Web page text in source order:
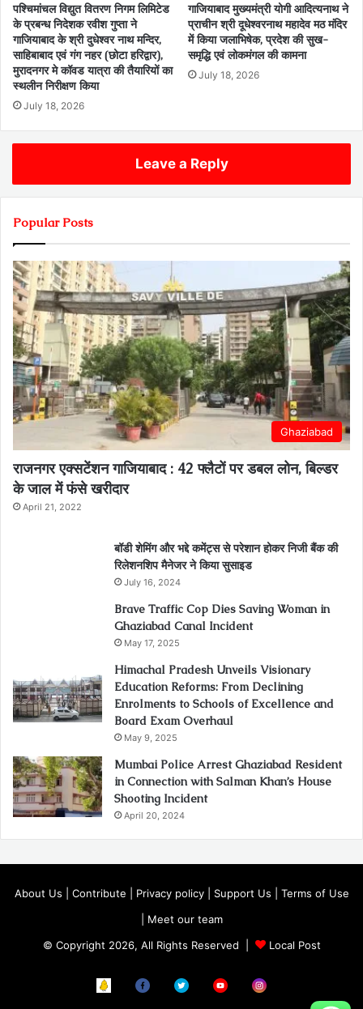
पश्चिमांचल विद्युत वितरण निगम लिमिटेड
के प्रबन्ध निदेशक रवीश गुप्ता ने
गाजियाबाद के श्री दुधेश्वर नाथ मन्दिर,
साहिबाबाद एवं गंग नहर (छोटा हरिद्वार),
मुरादनगर मे कॉवड यात्रा की तैयारियों का
स्थलीन निरीक्षण किया
July 18, 2026
गाजियाबाद मुख्यमंत्री योगी आदित्यनाथ ने
प्राचीन श्री दूधेश्वरनाथ महादेव मठ मंदिर
में किया जलाभिषेक, प्रदेश की सुख-
समृद्धि एवं लोकमंगल की कामना
July 18, 2026
Leave a Reply
Popular Posts
Ghaziabad
राजनगर एक्सटेंशन गाजियाबाद : 42 फ्लैटों पर डबल लोन, बिल्डर
के जाल में फंसे खरीदार
April 21, 2022
बॉडी शेमिंग और भद्दे कमेंट्स से परेशान होकर निजी बैंक की
रिलेशनशिप मैनेजर ने किया सुसाइड
July 16, 2024
Brave Traffic Cop Dies Saving Woman in
Ghaziabad Canal Incident
May 17, 2025
Himachal Pradesh Unveils Visionary
Education Reforms: From Declining
Enrolments to Schools of Excellence and
Board Exam Overhaul
May 9, 2025
Mumbai Police Arrest Ghaziabad Resident
in Connection with Salman Khan’s House
Shooting Incident
April 20, 2024
About Us Contribute Privacy policy| Support Us
Terms of Use
Meet our team
© Copyright 2026, All Rights Reserved |
Local Post
Koo FB Twitter Youtube